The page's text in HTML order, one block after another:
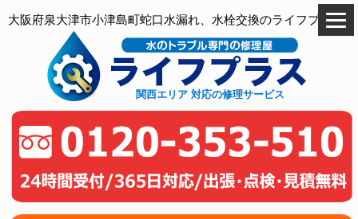
大阪府泉大津市小津島町蛇口水漏れ、水栓交換のライフプラス
関西エリア 対応の修理サービス